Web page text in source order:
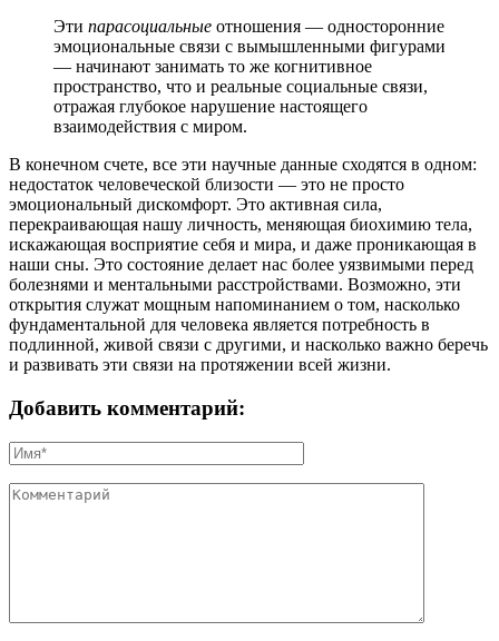
Эти парасоциальные отношения — односторонние
эмоциональные связи с вымышленными фигурами
— начинают занимать то же когнитивное
пространство, что и реальные социальные связи,
отражая глубокое нарушение настоящего
взаимодействия с миром.
В конечном счете, все эти научные данные сходятся в одном:
недостаток человеческой близости — это не просто
эмоциональный дискомфорт. Это активная сила,
перекраивающая нашу личность, меняющая биохимию тела,
искажающая восприятие себя и мира, и даже проникающая в
наши сны. Это состояние делает нас более уязвимыми перед
болезнями и ментальными расстройствами. Возможно, эти
открытия служат мощным напоминанием о том, насколько
фундаментальной для человека является потребность в
подлинной, живой связи с другими, и насколько важно беречь
и развивать эти связи на протяжении всей жизни.
Добавить комментарий: